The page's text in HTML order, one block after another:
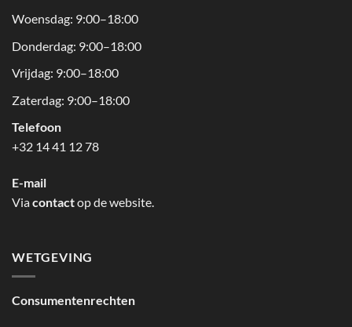
Woensdag: 9:00–18:00
Donderdag: 9:00–18:00
Vrijdag: 9:00–18:00
Zaterdag: 9:00–18:00
Telefoon
+32 14 41 12 78
E-mail
Viacontactop de website.
WETGEVING
Consumentenrechten